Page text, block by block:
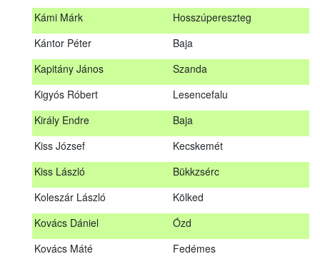
Kámi Márk
Hosszúpereszteg
Kántor Péter
Baja
Kapitány János
Szanda
Kigyós Róbert
Lesencefalu
Király Endre
Baja
Kiss József
Kecskemét
Kiss László
Bükkzsérc
Koleszár László
Kölked
Kovács Dániel
Ózd
Kovács Máté
Fedémes
Szendrő
Veresegyház
Juhász Milán
Kámi Márk
Kántor Péter
Baja